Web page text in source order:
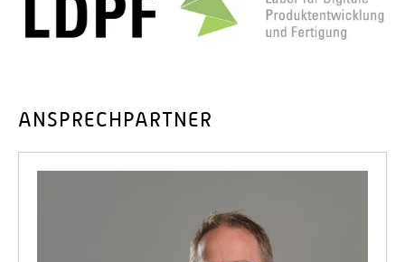
ANSPRECHPARTNER